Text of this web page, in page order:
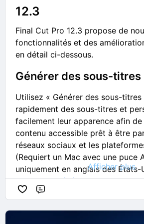
à partir d'une simple
explorez facilement les
Modifiez vos formes générées
commandes vectorielles
Localisez facilement les formes
formes
Utiliser Pixelmator Pro avec
Numbers
Envoyez des images de
Numbers vers Pixelmator Pro,
l'aide de vos outils préférés et
dans vos documents.
Retouchez davantage vos
12.3
Final Cut Pro 12.3 propose de
fonctionnalités et des
en détail ci-dessous.
Générer des sous-titres
Utilisez « Générer des sous-
rapidement des sous-titres et
facilement leur apparence afin
contenu accessible prêt à être
réseaux sociaux et les
(Requiert un Mac avec une puce
uniquement en anglais des États-
ConsultezGénération
Masque automatique
Afficher plus